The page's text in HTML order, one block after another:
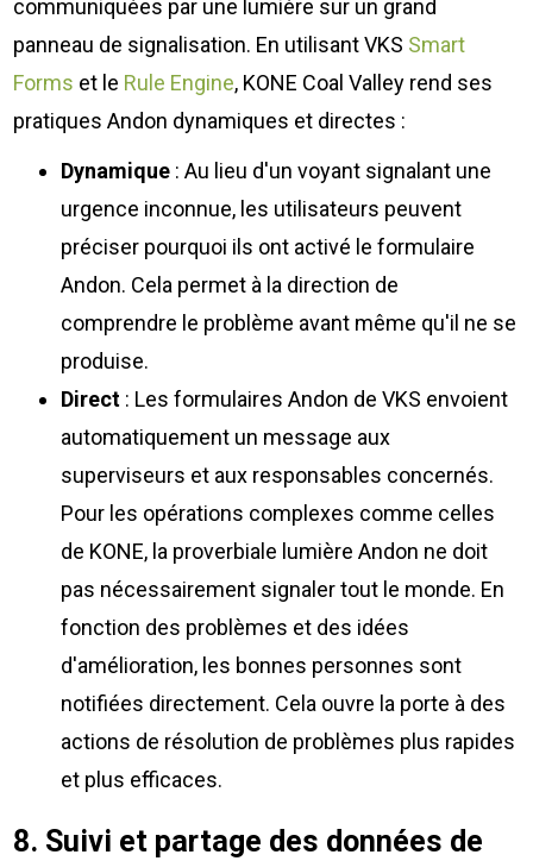
communiquées par une lumière sur un grand
panneau de signalisation. En utilisant VKS Smart
Forms et le Rule Engine, KONE Coal Valley rend ses
pratiques Andon dynamiques et directes :
Dynamique : Au lieu d'un voyant signalant une
urgence inconnue, les utilisateurs peuvent
préciser pourquoi ils ont activé le formulaire
Andon. Cela permet à la direction de
comprendre le problème avant même qu'il ne se
produise.
Direct : Les formulaires Andon de VKS envoient
automatiquement un message aux
superviseurs et aux responsables concernés.
Pour les opérations complexes comme celles
de KONE, la proverbiale lumière Andon ne doit
pas nécessairement signaler tout le monde. En
fonction des problèmes et des idées
d'amélioration, les bonnes personnes sont
notifiées directement. Cela ouvre la porte à des
actions de résolution de problèmes plus rapides
et plus efficaces.
8. Suivi et partage des données de